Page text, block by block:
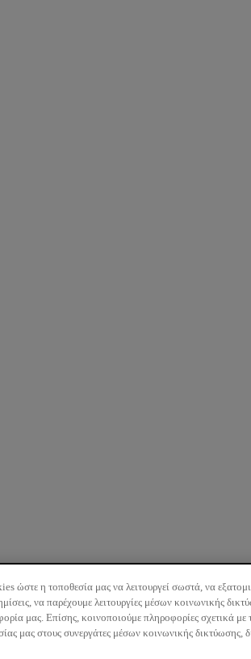
ώστε η τοποθεσία μας να λειτουργεί σωστά, να
να παρέχουμε λειτουργίες μέσων κοινωνικής
μας. Επίσης, κοινοποιούμε πληροφορίες σχετικά με
μας στους συνεργάτες μέσων κοινωνικής δικτύωσης,